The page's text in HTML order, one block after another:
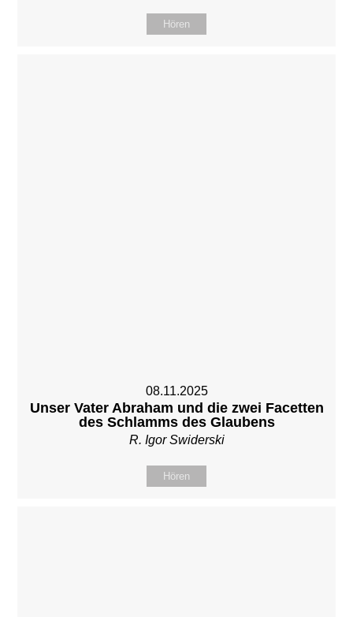
Hören
08.11.2025
Unser Vater Abraham und die zwei Facetten
des Schlamms des Glaubens
R. Igor Swiderski
Hören